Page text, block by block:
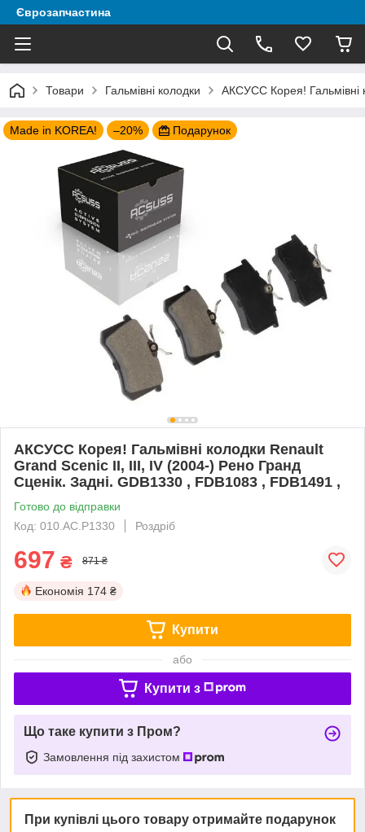
Єврозапчастина
Товари Гальмівні колодки АКСУСС Корея! Гальмівні
Made in KOREA! –20% Подарунок
АКСУСС Корея! Гальмівні колодки Renault
Grand Scenic II, III, IV (2004-) Рено Гранд
Сценік. Задні. GDB1330 , FDB1083 , FDB1491 ,
Готово до відправки
Код: 010.AC.P1330
Роздріб
697 ₴ 871 ₴
Економія 174 ₴
Купити
або
Купити з
Що таке купити з Пром?
Замовлення під захистом
При купівлі цього товару отримайте подарунок